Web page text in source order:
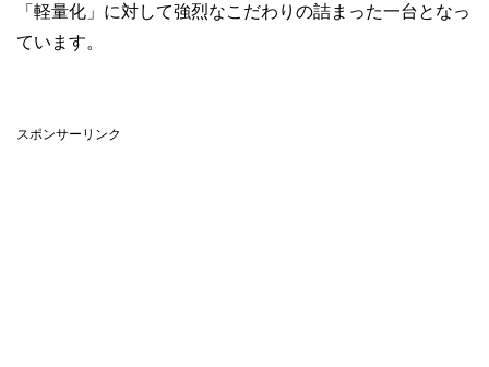
「軽量化」に対して強烈なこだわりの詰まった一台となっ
ています。
スポンサーリンク